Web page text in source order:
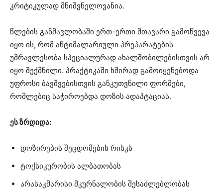
კრიტიკულად მნიშვნელოვანია.
წლების განმავლობაში ერთ-ერთი მთავარი გამოწვევა
იყო ის, რომ ანტიმალარიული პრეპარატების
უმრავლესობა სპეციალურად ახალშობილებისთვის არ
იყო შექმნილი. პრაქტიკაში ხშირად გამოიყენებოდა
უფროსი ბავშვებისთვის განკუთვნილი ფორმები,
რომლებიც საჭიროებდა დოზის ადაპტაციას.
ეს ზრდიდა:
დოზირების შეცდომების რისკს
ტოქსიკურობის ალბათობას
არასაკმარისი მკურნალობის შესაძლებლობას